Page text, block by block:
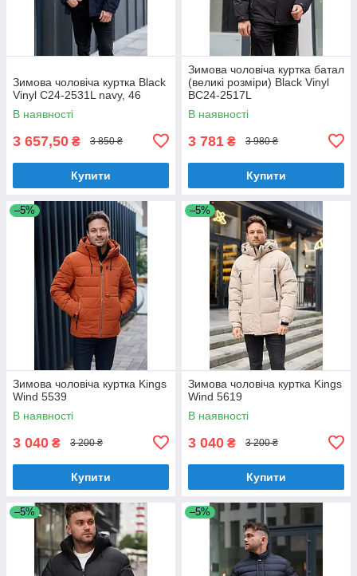
Зимова чоловіча куртка Black
Vinyl C24-2531L navy, 46
В наявності
3 657,50 ₴ 3 850 ₴
Купити
Зимова чоловіча куртка батал
(великі розміри) Black Vinyl
BC24-2517L
В наявності
3 781 ₴ 3 980 ₴
Купити
–5%
Зимова чоловіча куртка Kings
Wind 5539
В наявності
3 040 ₴ 3 200 ₴
Купити
–5%
Зимова чоловіча куртка Kings
Wind 5619
В наявності
3 040 ₴ 3 200 ₴
Купити
–5% –5%